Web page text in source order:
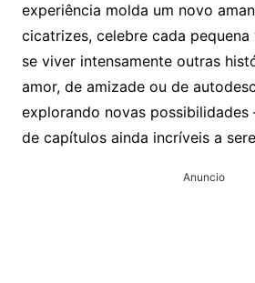
experiência molda um novo
cicatrizes, celebre cada
se viver intensamente outras
amor, de amizade ou de
explorando novas
de capítulos ainda incríveis a
Anuncio